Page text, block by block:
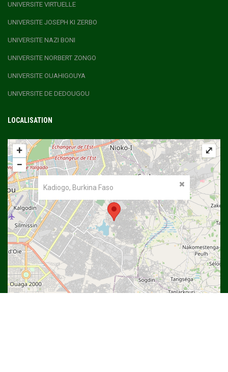
UNIVERSITE VIRTUELLE
UNIVERSITE JOSEPH KI ZERBO
UNIVERSITE NAZI BONI
UNIVERSITE NORBERT ZONGO
UNIVERSITE OUAHIGOUYA
UNIVERSITE DE DEDOUGOU
LOCALISATION
Kadiogo, Burkina Faso
+
−
⤢